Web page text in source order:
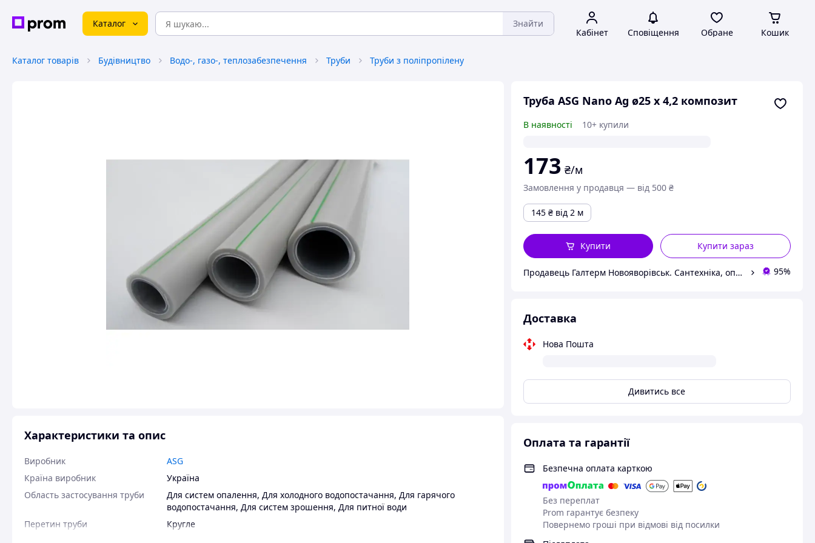
Каталог Знайти
Кабінет Сповіщення Обране Кошик
Каталог товарів Будівництво Водо-, газо-, теплозабезпечення Труби Труби з поліпропілену
Труба ASG Nano Ag ø25 х 4,2 композит
В наявності 10+ купили
173 ₴/м
Замовлення у продавця — від 500 ₴
145 ₴ від 2 м
Купити зараз
Купити
Продавець Галтерм Новояворівськ. Сантехніка, опалення, водопостачання. 95%
Доставка
Нова Пошта
Дивитись все
Оплата та гарантії
Безпечна оплата карткою
Без переплат
Prom гарантує безпеку
Повернемо гроші при відмові від посилки
Характеристики та опис
Виробник
ASG
Країна виробник
Україна
Область застосування труби
Для систем опалення, Для холодного водопостачання, Для гарячого
водопостачання, Для систем зрошення, Для питної води
Перетин труби
Кругле